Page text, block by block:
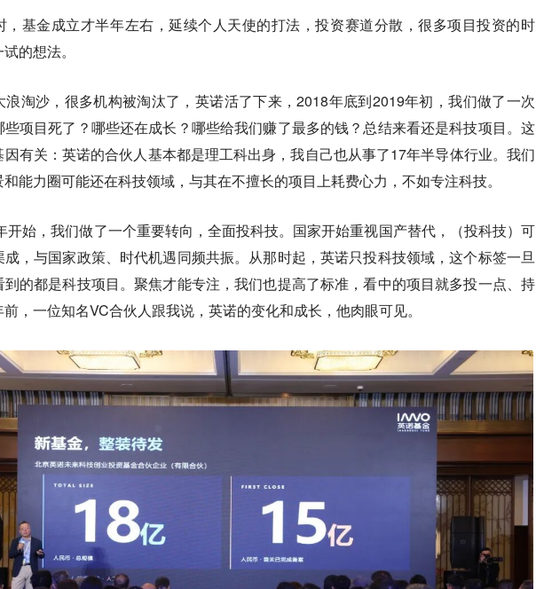
，基金成立才半年左右，延续个人天使的打法，投资赛道分散，很多项目投资的时
的想法。
浪淘沙，很多机构被淘汰了，英诺活了下来，2018年底到2019年初，我们做了一次
项目死了？哪些还在成长？哪些给我们赚了最多的钱？总结来看还是科技项目。这
有关：英诺的合伙人基本都是理工科出身，我自己也从事了17年半导体行业。我们
能力圈可能还在科技领域， 与其在不擅长的项目上耗费心力，不如专注科技。
开始，我们做了一个重要转向，全面投科技。国家开始重视国产替代，（投科技）可
成，与国家政策、时代机遇同频共振。从那时起，英诺只投科技领域，这个标签一旦
到的都是科技项目。聚焦才能专注，我们也提高了标准，看中的项目就多投一点、持
，一位知名VC合伙人跟我说，英诺的变化和成长，他肉眼可见。